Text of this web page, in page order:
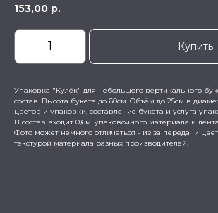
153,00 р.
Купить
Упаковка "Кулёк" для небольшого вертикального
состав. Высота букета до 60см. Объём до 25см в
цветов и упаковки, составление букета и услуга
В состав входит 0,6м. упаковочного материала и
Фото может немного отличаться - из за передачи
текстурой материала разных производителей.